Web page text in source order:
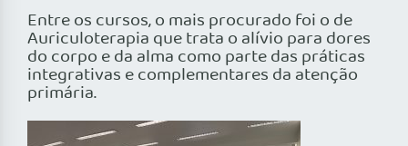
Entre os cursos, o mais procurado foi o de
Auriculoterapia que trata o alívio para dores
do corpo e da alma como parte das práticas
integrativas e complementares da atenção
primária.